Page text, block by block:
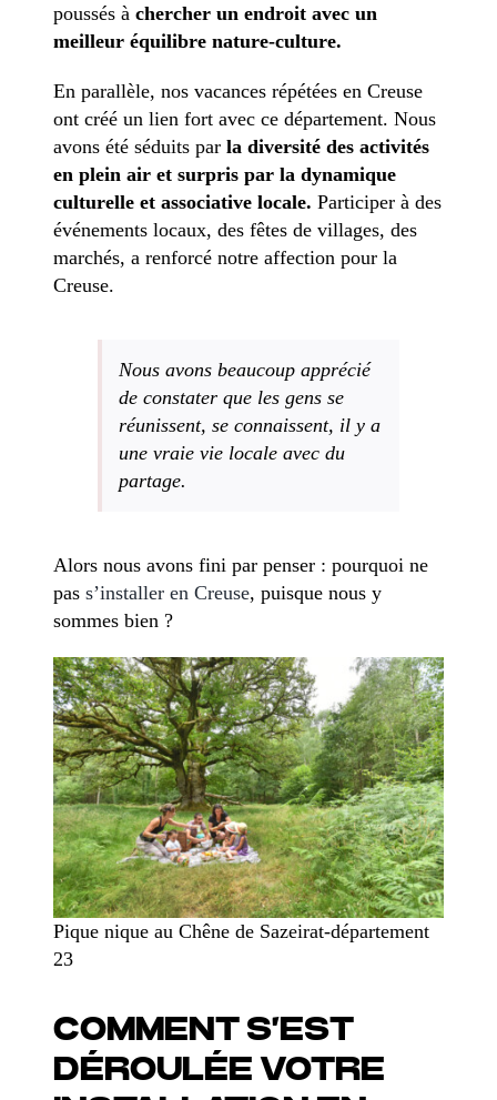
poussés à chercher un endroit avec un
meilleur équilibre nature-culture.
En parallèle, nos vacances répétées en Creuse
ont créé un lien fort avec ce département. Nous
avons été séduits par la diversité des activités
en plein air et surpris par la dynamique
culturelle et associative locale. Participer à des
événements locaux, des fêtes de villages, des
marchés, a renforcé notre affection pour la
Creuse.
Nous avons beaucoup apprécié
de constater que les gens se
réunissent, se connaissent, il y a
une vraie vie locale avec du
partage.
Alors nous avons fini par penser : pourquoi ne
pas s’installer en Creuse, puisque nous y
sommes bien ?
Pique nique au Chêne de Sazeirat-département
23
COMMENT S’EST
DÉROULÉE VOTRE